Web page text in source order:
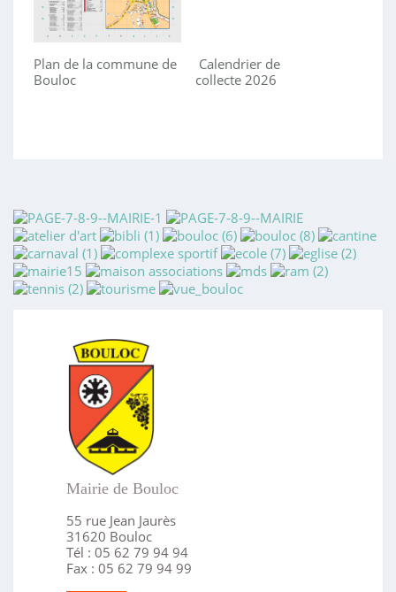
Plan de la commune de
Bouloc
Calendrier de
collecte 2026
Mairie de Bouloc
55 rue Jean Jaurès
31620 Bouloc
Tél : 05 62 79 94 94
Fax : 05 62 79 94 99